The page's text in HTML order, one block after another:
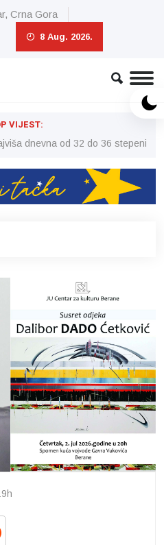
Crna Gora
8 Aug. 2026.
VIJEST:
dnevna od 32 do 36 stepeni